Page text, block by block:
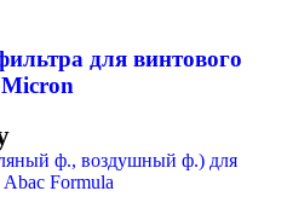
для винтового